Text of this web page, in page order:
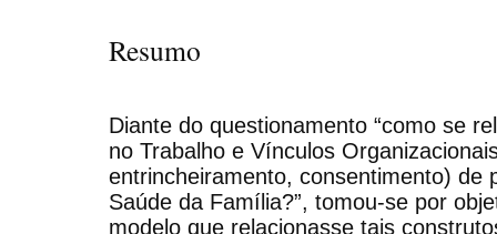
Resumo
Diante do questionamento “como se
no Trabalho e Vínculos
entrincheiramento, consentimento) de
Saúde da Família?”, tomou-se por
modelo que relacionasse tais